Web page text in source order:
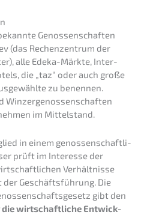
Genos­sen­schaf­ten
(das Rechen­zen­trum der
alle Edeka-Märkte, Inter­
die „taz“ oder auch große
zu benen­nen.
Winzer­ge­nos­sen­schaf­ten
im Mittelstand.
in einem genos­sen­schaft­li­
prüft im Inter­es­se der
Verhält­nis­se
Geschäfts­füh­rung. Die
gibt den
die wirtschaft­li­che Entwick­